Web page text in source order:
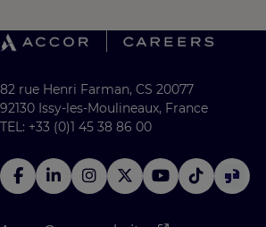
82 rue Henri Farman, CS 20077
92130 Issy-les-Moulineaux, France
TEL: +33 (0)1 45 38 86 00